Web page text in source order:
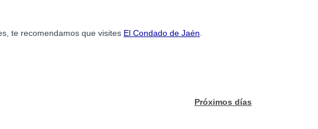
te recomendamos que visites El Condado de Jaén
Próximos días